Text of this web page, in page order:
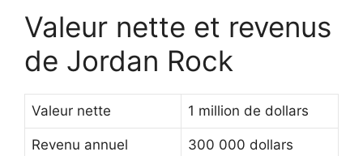
Valeur nette et revenus
de Jordan Rock
Valeur nette 1 million de dollars
Revenu annuel 300 000 dollars